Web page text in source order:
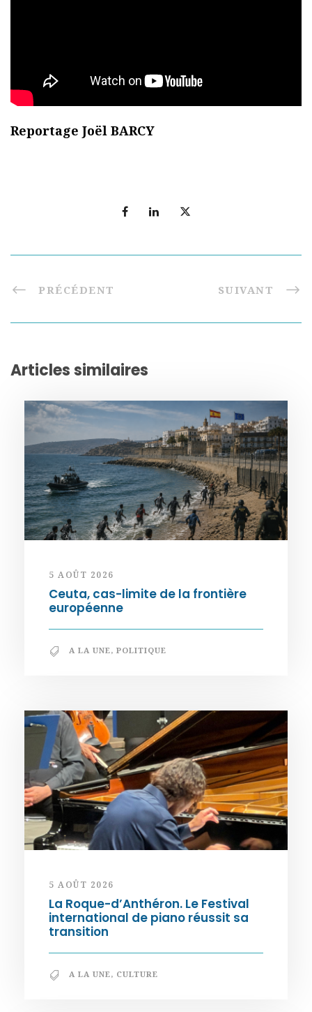
Reportage Joël BARCY
PRÉCÉDENT SUIVANT
Articles similaires
5 AOÛT 2026
Ceuta, cas-limite de la frontière
européenne
A LA UNE, POLITIQUE
5 AOÛT 2026
La Roque-d’Anthéron. Le Festival
international de piano réussit sa
transition
A LA UNE, CULTURE